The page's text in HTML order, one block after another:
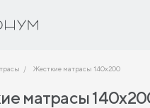
Жесткие матрасы 140х200
матрасы